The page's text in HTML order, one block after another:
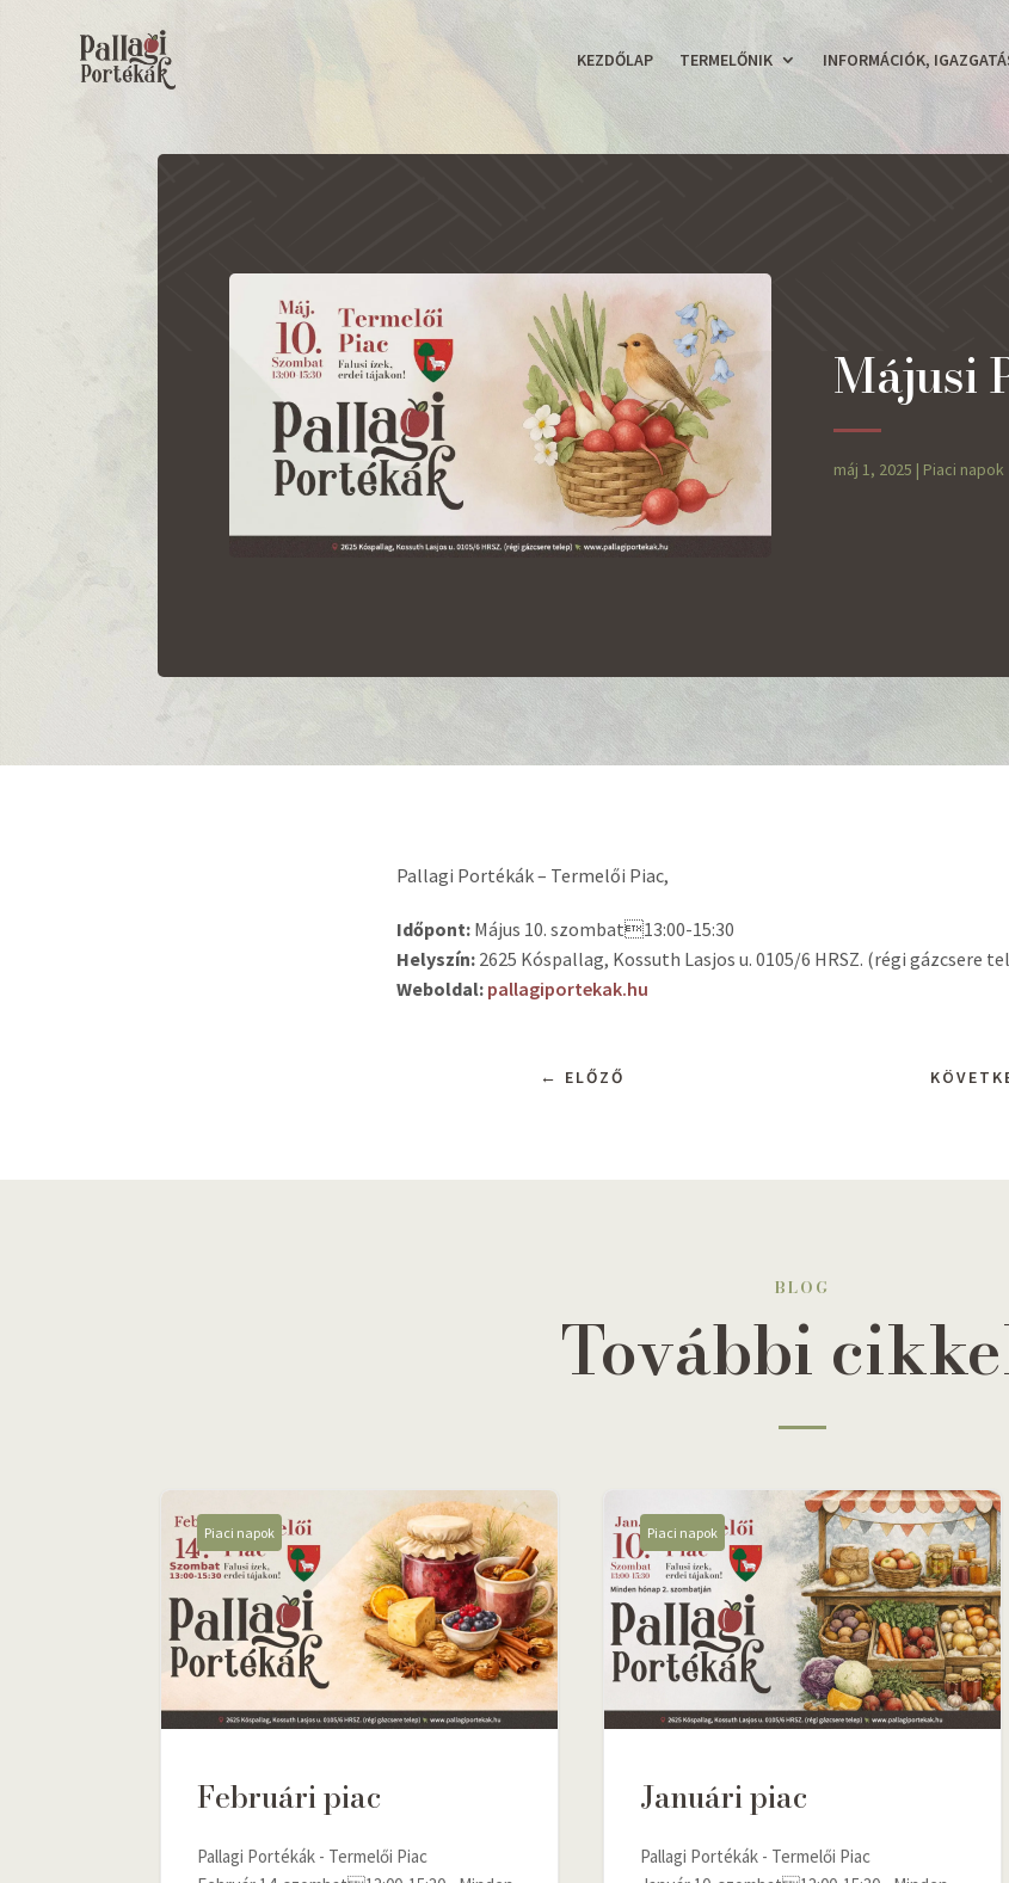
KEZDŐLAP TERMELŐNIK INFORMÁCIÓK,
Májusi
máj 1, 2025 | Piaci napok
Pallagi Portékák – Termelői Piac,
Időpont: Május 10. szombat13:00-15:30
Helyszín: 2625 Kóspallag, Kossuth Lasjos u. 0105/6 HRSZ. (régi gázcsere
Weboldal: pallagiportekak.hu
← ELŐZŐ
BLOG
További
Piaci napok
Februári piac
Pallagi Portékák - Termelői Piac
Piaci napok
Januári piac
Pallagi Portékák - Termelői Piac